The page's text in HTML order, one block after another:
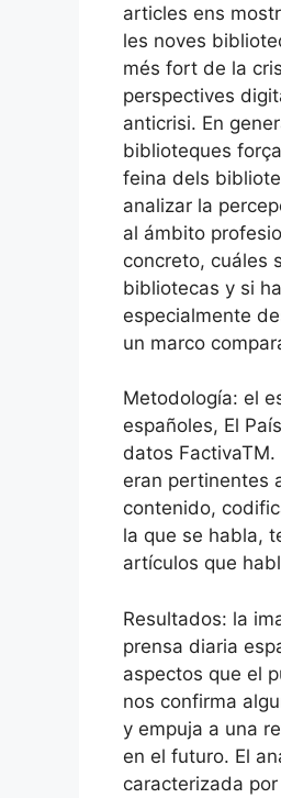
articles ens
les noves
més fort de la
perspectives
anticrisi. En
biblioteques
feina dels
analizar la
al ámbito
concreto, cuáles
bibliotecas y si
especialmente
un marco
Metodología: el
españoles, El
datos
eran pertinentes
contenido,
la que se habla,
artículos que
Resultados: la
prensa diaria
aspectos que el
nos confirma
y empuja a una
en el futuro. El
caracterizada